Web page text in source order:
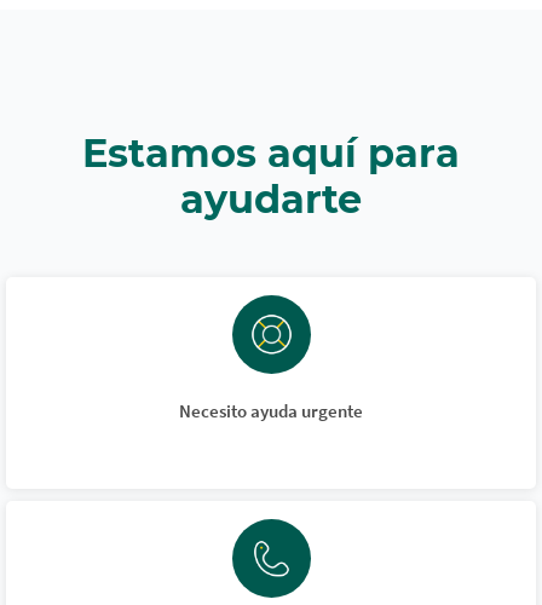
Estamos aquí para
ayudarte
Necesito ayuda urgente